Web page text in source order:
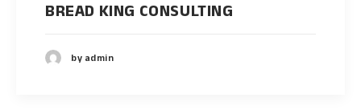
BREAD KING CONSULTING
by admin